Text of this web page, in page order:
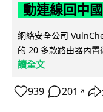
動連線回中
網絡安全公司
的 20 多款路由器內
讀全文
939 201 ↗